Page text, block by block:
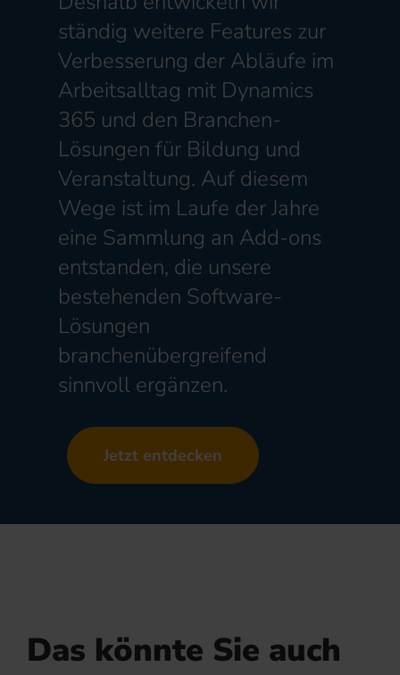
ständig weitere Features zur
Verbesserung der Abläufe im
Arbeitsalltag mit Dynamics
365 und den Branchen-
Lösungen für Bildung und
Veranstaltung. Auf diesem
Wege ist im Laufe der Jahre
eine Sammlung an Add-ons
entstanden, die unsere
bestehenden Software-
Lösungen
branchenübergreifend
sinnvoll ergänzen.
Jetzt entdecken
Das könnte Sie auch